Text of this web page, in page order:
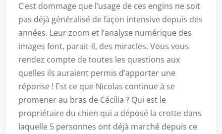
C’est dommage que l’usage de ces engins ne soit
pas déjà généralisé de façon intensive depuis des
années. Leur zoom et l’analyse numérique des
images font, parait-il, des miracles. Vous vous
rendez compte de toutes les questions aux
quelles ils auraient permis d’apporter une
réponse ! Est ce que Nicolas continue à se
promener au bras de Cécilia ? Qui est le
propriétaire du chien qui a déposé la crotte dans
laquelle 5 personnes ont déjà marché depuis ce